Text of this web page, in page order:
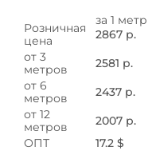
за 1 метр
Розничная
цена
2867 р.
от 3
метров
2581 р.
от 6
метров
2437 р.
от 12
метров
2007 р.
ОПТ 17.2 $